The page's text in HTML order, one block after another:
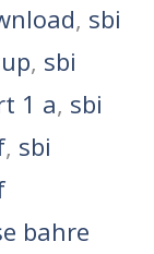
, sbi
, sbi
1 a, sbi
, sbi
bahre